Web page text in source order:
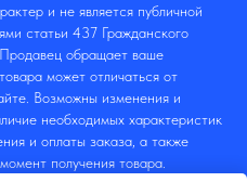
и не является публичной
статьи 437 Гражданского
обращает ваше
может отличаться от
Возможны изменения и
необходимых характеристик
и оплаты заказа, а также
получения товара.